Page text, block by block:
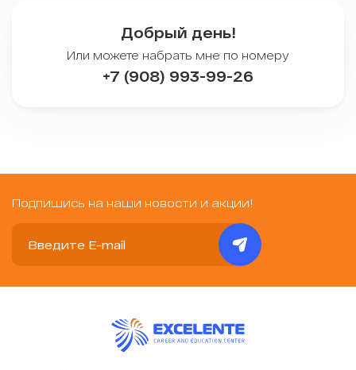
Добрый день!
Или можете набрать мне по номеру
+7 (908) 993-99-26
Подпишись на наши новости и акции!